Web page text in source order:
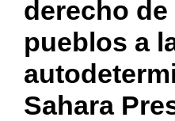
derecho de
pueblos a
Sahara